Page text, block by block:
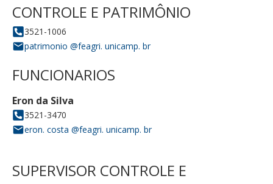
CONTROLE E PATRIMÔNIO
3521-1006
patrimonio @feagri. unicamp. br
FUNCIONARIOS
Eron da Silva
3521-3470
eron. costa @feagri. unicamp. br
SUPERVISOR CONTROLE E